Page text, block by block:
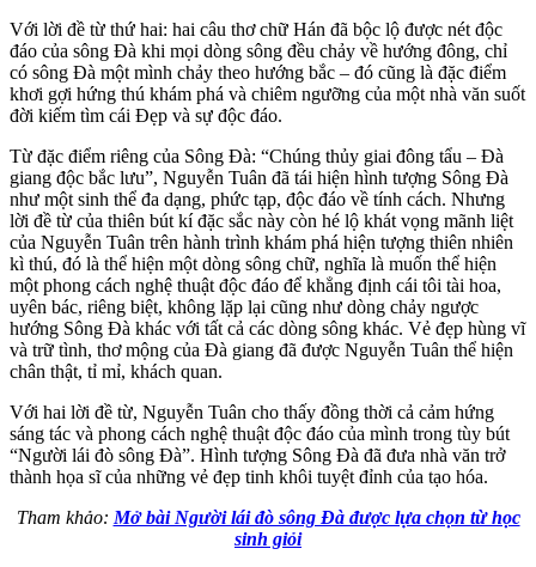
Với lời đề từ thứ hai: hai câu thơ chữ Hán đã bộc lộ được nét độc
đáo của sông Đà khi mọi dòng sông đều chảy về hướng đông, chỉ
có sông Đà một mình chảy theo hướng bắc – đó cũng là đặc điểm
khơi gợi hứng thú khám phá và chiêm ngưỡng của một nhà văn suốt
đời kiếm tìm cái Đẹp và sự độc đáo.
Từ đặc điểm riêng của Sông Đà: “Chúng thủy giai đông tẩu – Đà
giang độc bắc lưu”, Nguyễn Tuân đã tái hiện hình tượng Sông Đà
như một sinh thể đa dạng, phức tạp, độc đáo về tính cách. Nhưng
lời đề từ của thiên bút kí đặc sắc này còn hé lộ khát vọng mãnh liệt
của Nguyễn Tuân trên hành trình khám phá hiện tượng thiên nhiên
kì thú, đó là thể hiện một dòng sông chữ, nghĩa là muốn thể hiện
một phong cách nghệ thuật độc đáo để khẳng định cái tôi tài hoa,
uyên bác, riêng biệt, không lặp lại cũng như dòng chảy ngược
hướng Sông Đà khác với tất cả các dòng sông khác. Vẻ đẹp hùng vĩ
và trữ tình, thơ mộng của Đà giang đã được Nguyễn Tuân thể hiện
chân thật, tỉ mỉ, khách quan.
Với hai lời đề từ, Nguyễn Tuân cho thấy đồng thời cả cảm hứng
sáng tác và phong cách nghệ thuật độc đáo của mình trong tùy bút
“Người lái đò sông Đà”. Hình tượng Sông Đà đã đưa nhà văn trở
thành họa sĩ của những vẻ đẹp tinh khôi tuyệt đỉnh của tạo hóa.
Tham khảo: Mở bài Người lái đò sông Đà được lựa chọn từ học
sinh giỏi